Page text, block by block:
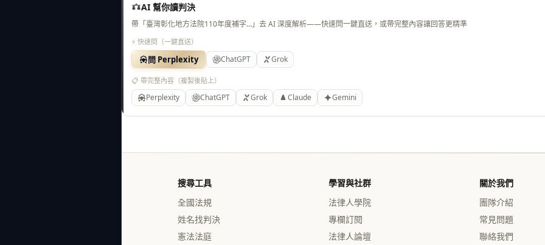
AI 幫你讀判決
帶「臺灣彰化地方法院110年度補字…」去 AI 深度解析——快速問一鍵直送，或帶完整內容讓回答更精準
⚡ 快速問（一鍵直送）
問 Perplexity ChatGPT Grok
📋 帶完整內容（複製後貼上）
Perplexity ChatGPT Grok Claude Gemini
搜尋工具
全國法規
姓名找判決
憲法法庭
學習與社群
法律人學院
專欄訂閱
法律人論壇
關於我們
團隊介紹
常見問題
聯絡我們